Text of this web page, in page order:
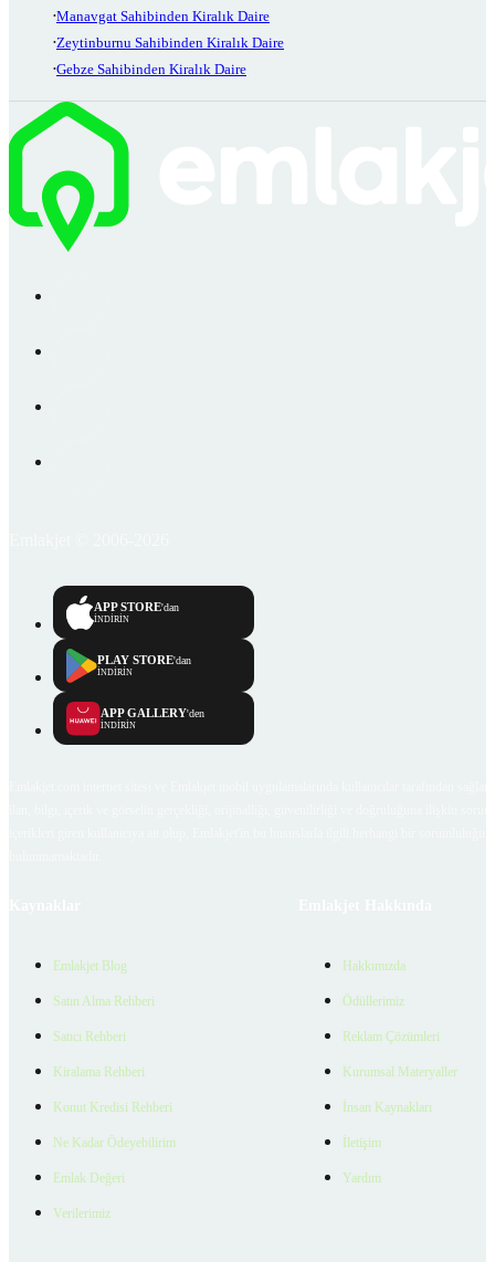
Manavgat Sahibinden Kiralık Daire
Zeytinburnu Sahibinden Kiralık Daire
Gebze Sahibinden Kiralık Daire
APP STORE'dan
İNDİRİN
PLAY STORE'dan
İNDİRİN
APP GALLERY'den
İNDİRİN
Emlakjet Blog
Satın Alma Rehberi
Satıcı Rehberi
Kiralama Rehberi
Konut Kredisi Rehberi
Ne Kadar Ödeyebilirim
Emlak Değeri
Verilerimiz
Hakkımızda
Ödüllerimiz
Reklam Çözümleri
Kurumsal Materyaller
İnsan Kaynakları
İletişim
Yardım